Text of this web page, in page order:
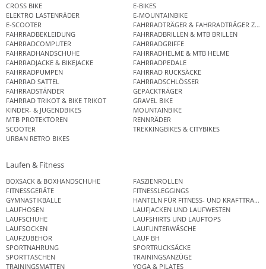
CROSS BIKE
E-BIKES
ELEKTRO LASTENRÄDER
E-MOUNTAINBIKE
E-SCOOTER
FAHRRADTRÄGER & FAHRRADTRÄGER
FAHRRADBEKLEIDUNG
FAHRRADBRILLEN & MTB BRILLEN
FAHRRADCOMPUTER
FAHRRADGRIFFE
FAHRRADHANDSCHUHE
FAHRRADHELME & MTB HELME
FAHRRADJACKE & BIKEJACKE
FAHRRADPEDALE
FAHRRADPUMPEN
FAHRRAD RUCKSÄCKE
FAHRRAD SATTEL
FAHRRADSCHLÖSSER
FAHRRADSTÄNDER
GEPÄCKTRÄGER
FAHRRAD TRIKOT & BIKE TRIKOT
GRAVEL BIKE
KINDER- & JUGENDBIKES
MOUNTAINBIKE
MTB PROTEKTOREN
RENNRÄDER
SCOOTER
TREKKINGBIKES & CITYBIKES
URBAN RETRO BIKES
Laufen & Fitness
BOXSACK & BOXHANDSCHUHE
FASZIENROLLEN
FITNESSGERÄTE
FITNESSLEGGINGS
GYMNASTIKBÄLLE
HANTELN FÜR FITNESS- UND
LAUFHOSEN
LAUFJACKEN UND LAUFWESTEN
LAUFSCHUHE
LAUFSHIRTS UND LAUFTOPS
LAUFSOCKEN
LAUFUNTERWÄSCHE
LAUFZUBEHÖR
LAUF BH
SPORTNAHRUNG
SPORTRUCKSÄCKE
SPORTTASCHEN
TRAININGSANZÜGE
TRAININGSMATTEN
YOGA & PILATES